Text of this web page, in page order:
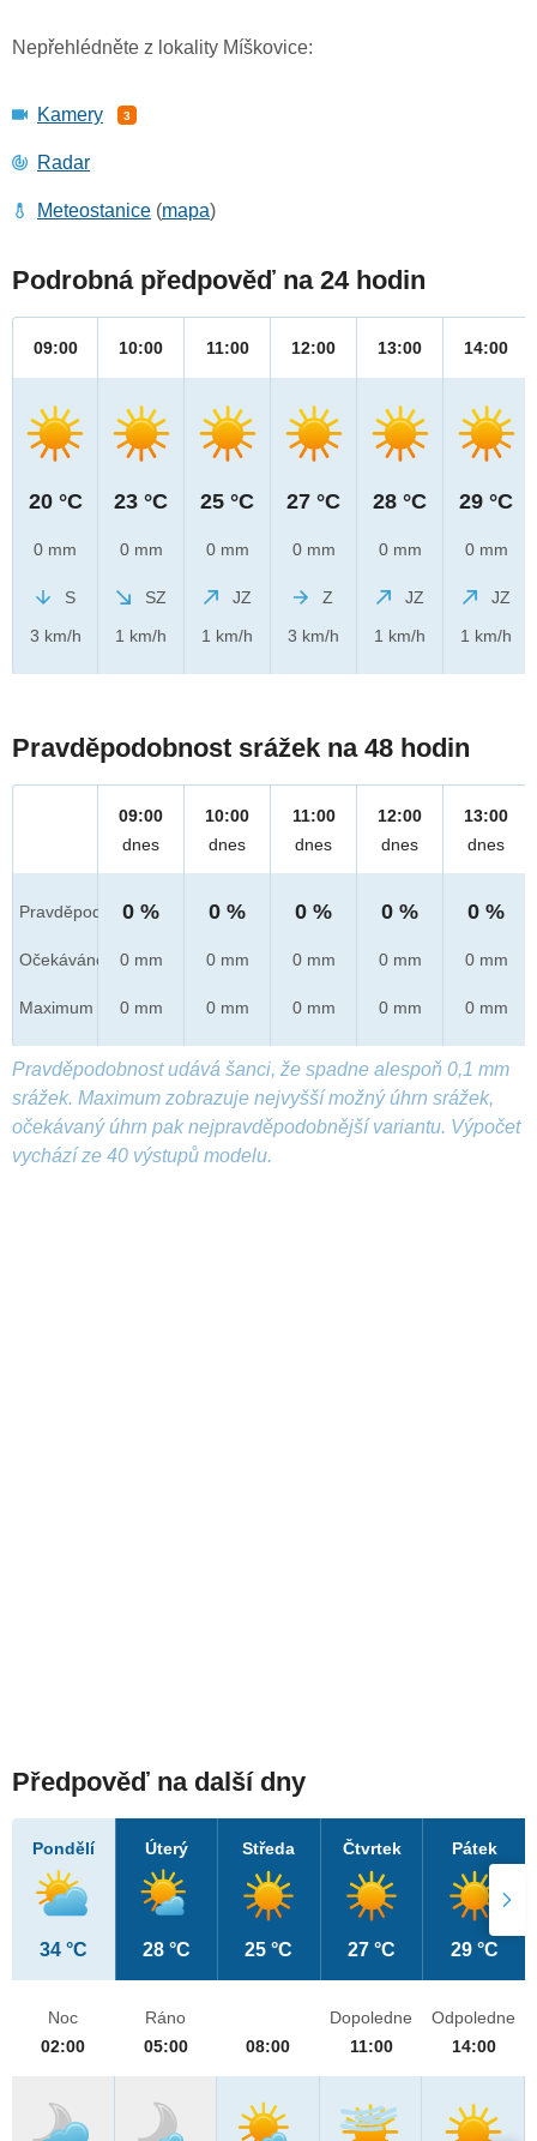
Nepřehlédněte z lokality Míškovice:
Kamery 3
Radar
Meteostanice (mapa)
Podrobná předpověď na 24 hodin
09:00
20 °C
0 mm
S
3 km/h
10:00
23 °C
0 mm
SZ
1 km/h
11:00
25 °C
0 mm
JZ
1 km/h
12:00
27 °C
0 mm
Z
3 km/h
13:00
28 °C
0 mm
JZ
1 km/h
14:00
29 °C
0 mm
JZ
1 km/h
Pravděpodobnost srážek na 48 hodin
Pravděpod.
Očekáváno
Maximum
09:00
dnes
0 %
0 mm
0 mm
10:00
dnes
0 %
0 mm
0 mm
11:00
dnes
0 %
0 mm
0 mm
12:00
dnes
0 %
0 mm
0 mm
13:00
dnes
0 %
0 mm
0 mm
Pravděpodobnost udává šanci, že spadne alespoň 0,1 mm
srážek. Maximum zobrazuje nejvyšší možný úhrn srážek,
očekávaný úhrn pak nejpravděpodobnější variantu. Výpočet
vychází ze 40 výstupů modelu.
Předpověď na další dny
Pondělí
34 °C
Úterý
28 °C
Středa
25 °C
Čtvrtek
27 °C
Pátek
29 °C
Noc
02:00
Ráno
05:00
08:00
Dopoledne
11:00
Odpoledne
14:00